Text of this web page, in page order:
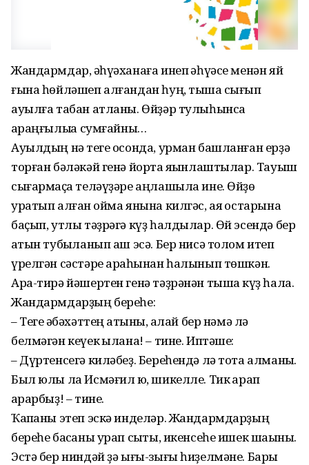
Жандармдар, ҡәһүәханаға инеп ҡәһүәсе менән яй
ғына һөйләшеп алғандан һуң, тышҡа сығып
ауылға табан атланы. Өйҙәр тулыһынса
ҡараңғылыҡҡа сумғайны…
Ауылдың нәҡ теге осонда, урман башланған ерҙә
торған бәләкәй генә йортҡа яҡынлаштылар. Тауыш
сығармаҫҡа теләүҙәре аңлашыла ине. Өйҙө
уратып алған ҡойма янына килгәс, аяҡ остарына
баҫып, утлы тәҙрәгә күҙ һалдылар. Өй эсендә бер
ҡатын тубыҡланып аш эсә. Бер нисә толом итеп
үрелгән сәстәре арҡаһынан һалынып төшкән.
Ара-тирә йәшертен генә тәҙрәнән тышҡа күҙ һала.
Жандармдарҙың береһе:
– Теге ҡәбәхәттең ҡатыны, ҡалай бер нәмә лә
белмәгән кеүек ҡылана! – тине. Иптәше:
– Дүртенсегә киләбеҙ. Береһендә лә тота алманыҡ.
Был юлы ла Исмәғил юҡ, шикелле. Тик ҡарап
ҡарарбыҙ! – тине.
Ҡапҡаны этеп эскә инделәр. Жандармдарҙың
береһе баҡсаны урап сыҡты, икенсеһе ишек шаҡыны.
Эстә бер ниндәй ҙә ығы-зығы һиҙелмәне. Бары